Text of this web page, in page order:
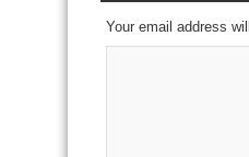
Your email address